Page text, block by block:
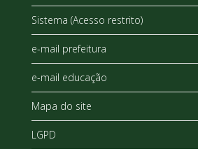
Sistema (Acesso restrito)
e-mail prefeitura
e-mail educação
Mapa do site
LGPD